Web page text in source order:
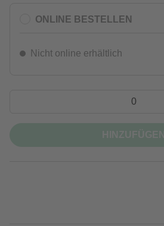
ONLINE BESTELLEN
Nicht online erhältlich